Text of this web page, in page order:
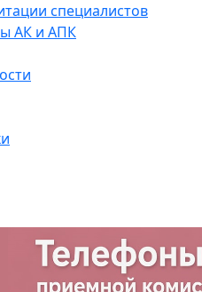
специалистов
АК и АПК